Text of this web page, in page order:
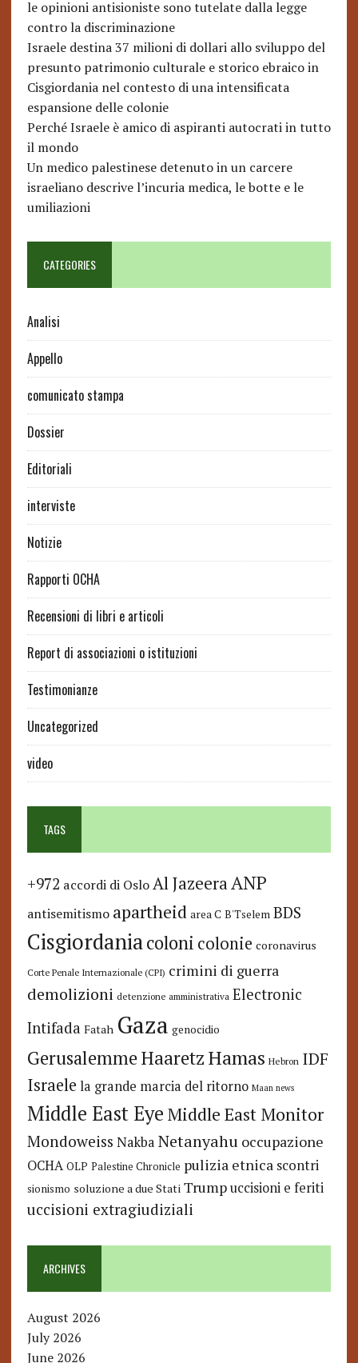
le opinioni antisioniste sono tutelate dalla legge
contro la discriminazione
Israele destina 37 milioni di dollari allo sviluppo del
presunto patrimonio culturale e storico ebraico in
Cisgiordania nel contesto di una intensificata
espansione delle colonie
Perché Israele è amico di aspiranti autocrati in tutto
il mondo
Un medico palestinese detenuto in un carcere
israeliano descrive l’incuria medica, le botte e le
umiliazioni
CATEGORIES
Analisi
Appello
comunicato stampa
Dossier
Editoriali
interviste
Notizie
Rapporti OCHA
Recensioni di libri e articoli
Report di associazioni o istituzioni
Testimonianze
Uncategorized
video
TAGS
+972 accordi di Oslo Al JazeeraANP
antisemitismo apartheid area C B'Tselem BDS
Cisgiordaniacoloni colonie coronavirus
Corte Penale Internazionale (CPI) crimini di guerra
demolizioni detenzione amministrativa Electronic
Intifada Fatah Gaza genocidio
GerusalemmeHaaretzHamas Hebron IDF
Israele la grande marcia del ritorno Maan news
Middle East Eye Middle East Monitor
Mondoweiss Nakba Netanyahu occupazione
OCHA OLP Palestine Chronicle pulizia etnica scontri
sionismo soluzione a due Stati Trump uccisioni e feriti
uccisioni extragiudiziali
ARCHIVES
August 2026
July 2026
June 2026